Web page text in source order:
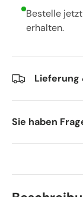
Bestelle
erhalten.
Lieferung
Sie haben